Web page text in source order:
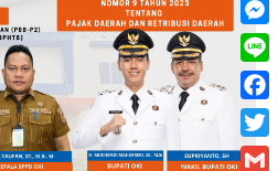
Line